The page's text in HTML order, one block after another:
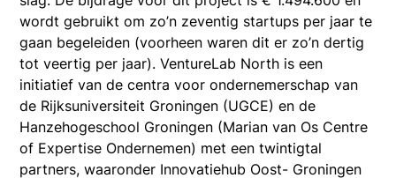
wordt gebruikt om zo’n zeventig startups per jaar te
gaan begeleiden (voorheen waren dit er zo’n dertig
tot veertig per jaar). VentureLab North is een
initiatief van de centra voor ondernemerschap van
de Rijksuniversiteit Groningen (UGCE) en de
Hanzehogeschool Groningen (Marian van Os Centre
of Expertise Ondernemen) met een twintigtal
partners, waaronder Innovatiehub Oost- Groningen